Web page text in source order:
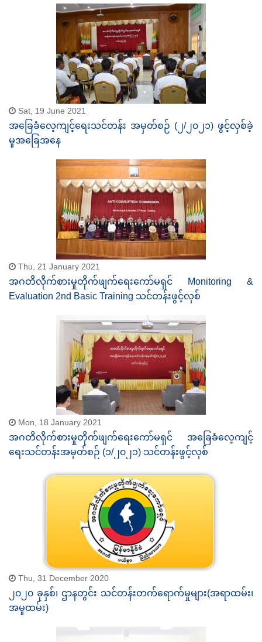
Sat, 19 June 2021
အခြေခံလေ့ကျင့်ရေးသင်တန်း အမှတ်စဉ် (၂/၂၀၂၁) ဖွင့်လှစ်ခဲ့
မှုအခြေအနေ
Thu, 21 January 2021
အဂတိလိုက်စားမှုတိုက်ဖျက်ရေးကော်မရှင် Monitoring &
Evaluation 2nd Basic Training သင်တန်းဖွင့်လှစ်
Mon, 18 January 2021
အဂတိလိုက်စားမှုတိုက်ဖျက်ရေးကော်မရှင် အခြေခံလေ့ကျင့်
ရေးသင်တန်းအမှတ်စဉ် (၁/၂၀၂၁) သင်တန်းဖွင့်လှစ်
Thu, 31 December 2020
၂၀၂၀ ခုနှစ်၊ ဌာနတွင်း သင်တန်းတက်ရောက်မှုများ(အရာထမ်း၊
အမှုထမ်း)